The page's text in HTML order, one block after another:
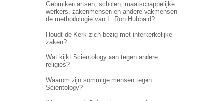
Gebruiken artsen, scholen, maatschappelijke
werkers, zakenmensen en andere vakmensen
de methodologie van L. Ron Hubbard?
Houdt de Kerk zich bezig met interkerkelijke
zaken?
Wat kijkt Scientology aan tegen andere
religies?
Waarom zijn sommige mensen tegen
Scientology?